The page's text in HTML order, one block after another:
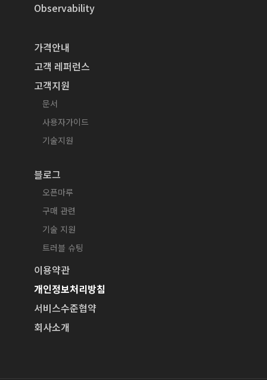
Observability
가격안내
고객 레퍼런스
고객지원
문서
사용자가이드
기술지원
블로그
오픈마루
구매 관련
기술 지원
트러블 슈팅
이용약관
개인정보처리방침
서비스수준협약
회사소개